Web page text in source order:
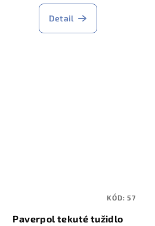
Detail
Paverpol tekuté tužidlo
KÓD:57